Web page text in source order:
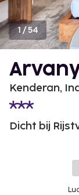
1 /54
Kenderan,
Dicht bij